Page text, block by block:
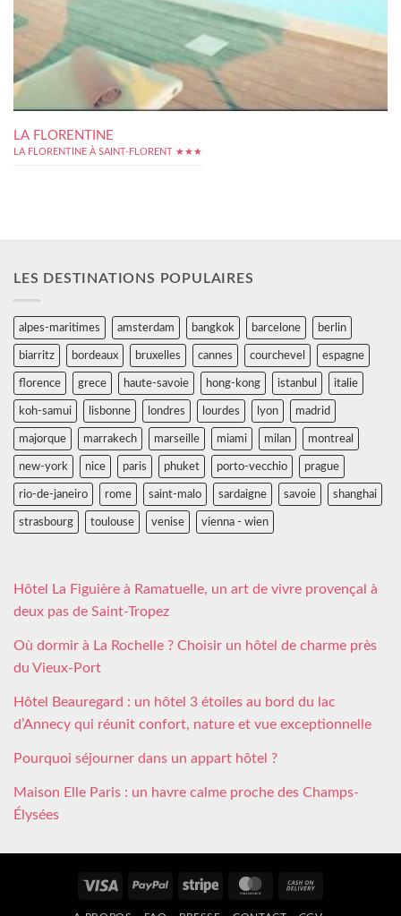
LA FLORENTINE
LA FLORENTINE À SAINT-FLORENT ★★★
LES DESTINATIONS POPULAIRES
alpes-maritimes amsterdam bangkok barcelone berlin
biarritz bordeaux bruxelles cannes courchevel espagne
florence grece haute-savoie hong-kong istanbul italie
koh-samui lisbonne londres lourdes lyon madrid
majorque marrakech marseille miami milan montreal
new-york nice paris phuket porto-vecchio prague
rio-de-janeiro rome saint-malo sardaigne savoie shanghai
strasbourg toulouse venise vienna - wien
Hôtel La Figuière à Ramatuelle, un art de vivre provençal à
deux pas de Saint-Tropez
Où dormir à La Rochelle ? Choisir un hôtel de charme près
du Vieux-Port
Hôtel Beauregard : un hôtel 3 étoiles au bord du lac
d’Annecy qui réunit confort, nature et vue exceptionnelle
Pourquoi séjourner dans un appart hôtel ?
Maison Elle Paris : un havre calme proche des Champs-
Élysées
Visa PayPal Stripe MasterCard